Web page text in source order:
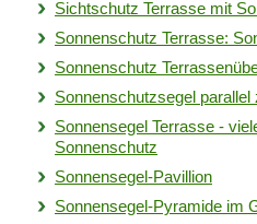
Sichtschutz Terrasse mit
Sonnenschutz Terrasse:
Sonnenschutz
Sonnenschutzsegel parallel
Sonnensegel Terrasse -
Sonnenschutz
Sonnensegel-Pavillion
Sonnensegel-Pyramide im